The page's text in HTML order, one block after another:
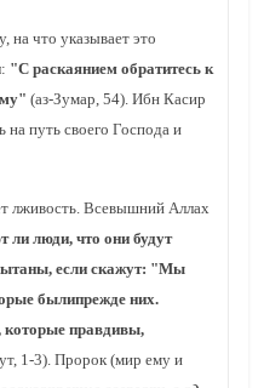
на что указывает это
"С раскаянием обратитесь к
(аз-Зумар, 54). Ибн Касир
на путь своего Господа и
лживость. Всевышний Аллах
люди, что они будут
если скажут: "Мы
былипрежде них.
которые правдивы,
1-3). Пророк (мир ему и